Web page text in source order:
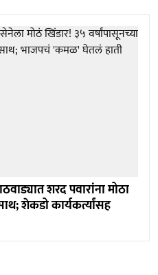
शरद पवारांना मोठा
शेकडो कार्यकर्त्यांसह